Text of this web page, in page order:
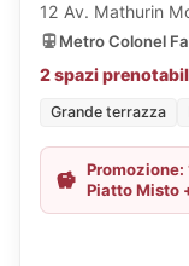
12 Av. Mathurin
Metro Colonel
2 spazi
Grande terrazza
Promozione:
Piatto Misto